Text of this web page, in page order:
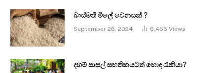
බාස්මතී මිලේ වෙනසක් ?
September 26, 2024 6,456 Views
දහම් පාසල් සහතිකයටත් හොඳ රැකියා?